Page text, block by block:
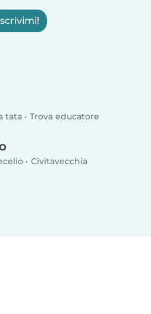
tata Trova educatore
Civitavecchia